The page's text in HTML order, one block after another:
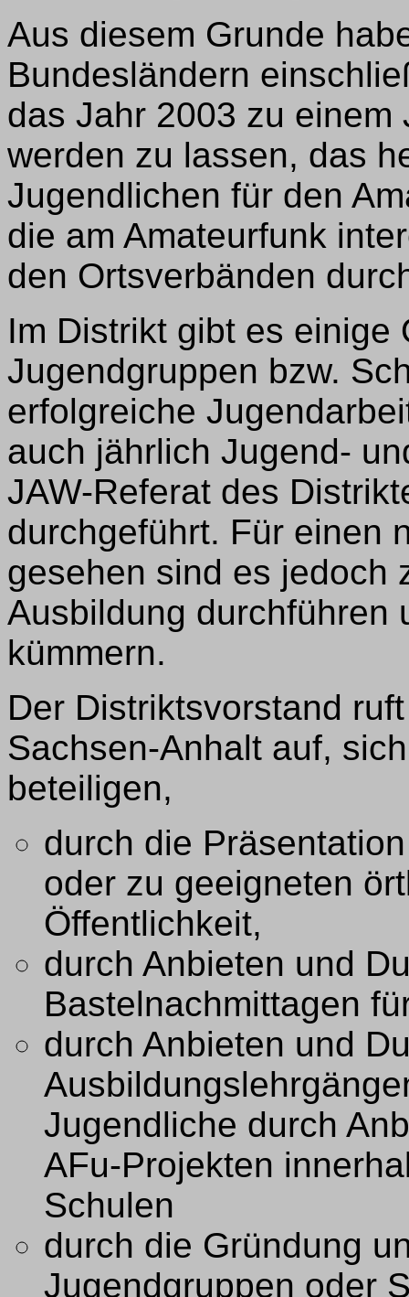
Aus diesem Grunde
Bundesländern
das Jahr 2003 zu
werden zu lassen, das
Jugendlichen für den
die am Amateurfunk
den Ortsverbänden
Im Distrikt gibt es einige
Jugendgruppen bzw.
erfolgreiche
auch jährlich Jugend-
JAW-Referat des
durchgeführt. Für einen
gesehen sind es jedoch
Ausbildung durchführen
kümmern.
Der Distriktsvorstand
Sachsen-Anhalt auf,
beteiligen,
durch die
oder zu geeigneten
Öffentlichkeit,
durch Anbieten und
Bastelnachmittagen
durch Anbieten und
Jugendliche durch
AFu-Projekten
Schulen
durch die Gründung
Jugendgruppen oder